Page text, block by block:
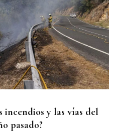
incendios y las vías del
pasado?